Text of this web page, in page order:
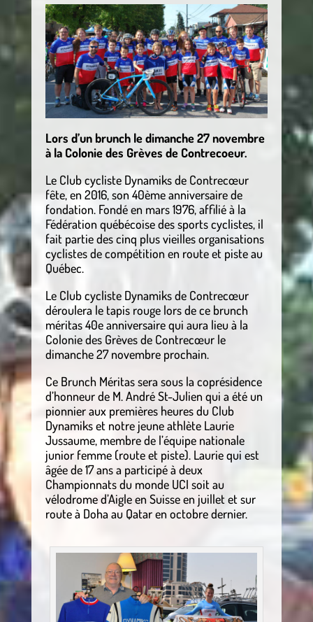
Lors d’un brunch le dimanche 27 novembre
à la Colonie des Grèves de Contrecoeur.
Le Club cycliste Dynamiks de Contrecœur
fête, en 2016, son 40ème anniversaire de
fondation. Fondé en mars 1976, affilié à la
Fédération québécoise des sports cyclistes, il
fait partie des cinq plus vieilles organisations
cyclistes de compétition en route et piste au
Québec.
Le Club cycliste Dynamiks de Contrecœur
déroulera le tapis rouge lors de ce brunch
méritas 40e anniversaire qui aura lieu à la
Colonie des Grèves de Contrecœur le
dimanche 27 novembre prochain.
Ce Brunch Méritas sera sous la coprésidence
d’honneur de M. André St-Julien qui a été un
pionnier aux premières heures du Club
Dynamiks et notre jeune athlète Laurie
Jussaume, membre de l’équipe nationale
junior femme (route et piste). Laurie qui est
âgée de 17 ans a participé à deux
Championnats du monde UCI soit au
vélodrome d’Aigle en Suisse en juillet et sur
route à Doha au Qatar en octobre dernier.